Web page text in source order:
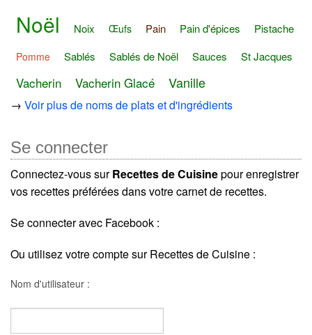
Noël Noix Œufs Pain Pain d'épices Pistache
Pomme Sablés Sablés de Noël Sauces St Jacques
Vacherin Vacherin Glacé Vanille
→ Voir plus de noms de plats et d'ingrédients
Se connecter
Connectez-vous surRecettes de Cuisinepour enregistrer
vos recettes préférées dans votre carnet de recettes.
Se connecter avec Facebook :
Ou utilisez votre compte sur Recettes de Cuisine :
Nom d'utilisateur :